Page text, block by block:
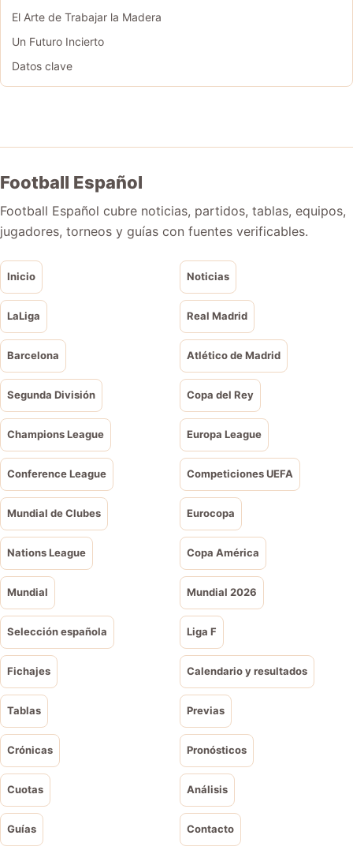
El Arte de Trabajar la Madera
Un Futuro Incierto
Datos clave
Football Español
Football Español cubre noticias, partidos, tablas, equipos,
jugadores, torneos y guías con fuentes verificables.
Inicio Noticias
LaLiga Real Madrid
Barcelona Atlético de Madrid
Segunda División Copa del Rey
Champions League Europa League
Conference League Competiciones UEFA
Mundial de Clubes Eurocopa
Nations League Copa América
Mundial Mundial 2026
Selección española Liga F
Fichajes Calendario y resultados
Tablas Previas
Crónicas Pronósticos
Cuotas Análisis
Guías Contacto